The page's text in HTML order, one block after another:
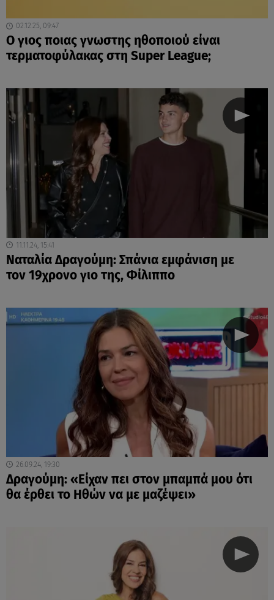
02.12.25, 09:47
O γιος ποιας γνωστης ηθοποιού είναι
τερματοφύλακας στη Super League;
11.11.24, 15:41
Ναταλία Δραγούμη: Σπάνια εμφάνιση με
τον 19χρονο γιο της, Φίλιππο
26.09.24, 19:30
Δραγούμη: «Είχαν πει στον μπαμπά μου ότι
θα έρθει το Ηθών να με μαζέψει»